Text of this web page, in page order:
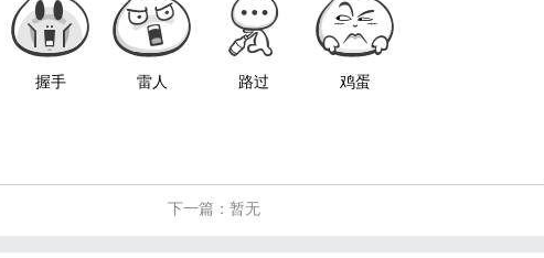
握手 雷人 路过 鸡蛋
下一篇：暂无